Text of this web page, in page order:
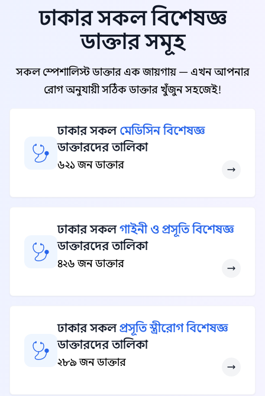
ঢাকার সকল বিশেষজ্ঞ
ডাক্তার সমূহ
সকল স্পেশালিস্ট ডাক্তার এক জায়গায় — এখন আপনার
রোগ অনুযায়ী সঠিক ডাক্তার খুঁজুন সহজেই!
ঢাকার সকল মেডিসিন বিশেষজ্ঞ
ডাক্তারদের তালিকা
৬২১ জন ডাক্তার
ঢাকার সকলগাইনী ও প্রসূতি বিশেষজ্ঞ
ডাক্তারদের তালিকা
৪২৬ জন ডাক্তার
ঢাকার সকলপ্রসূতি স্ত্রীরোগ বিশেষজ্ঞ
ডাক্তারদের তালিকা
২৮৯ জন ডাক্তার